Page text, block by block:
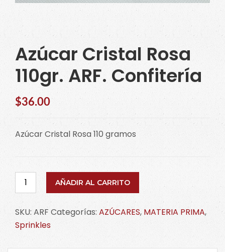
Azúcar Cristal Rosa
110gr. ARF. Confitería
$36.00
Azúcar Cristal Rosa 110 gramos
Azúcar
Cristal
Rosa
110gr.
ARF.
AÑADIR AL CARRITO
SKU: ARF Categorías: AZÚCARES, MATERIA PRIMA,
Sprinkles